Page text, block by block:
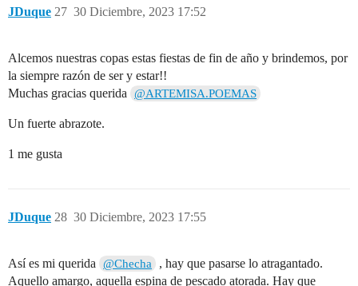
JDuque 30 Diciembre, 2023 17:52
27
Alcemos nuestras copas estas fiestas de fin de año y brindemos, por
la siempre razón de ser y estar!!
Muchas gracias querida
@ARTEMISA.POEMAS
Un fuerte abrazote.
1 me gusta
JDuque 30 Diciembre, 2023 17:55
28
Así es mi querida @Checha
, hay que pasarse lo atragantado.
Aquello amargo, aquella espina de pescado atorada. Hay que